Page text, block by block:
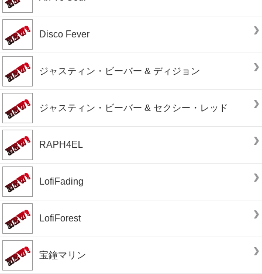
Disco Fever
ジャスティン・ビーバー & ディジョン
ジャスティン・ビーバー & セクシー・レッド
RAPH4EL
LofiFading
LofiForest
宝鐘マリン